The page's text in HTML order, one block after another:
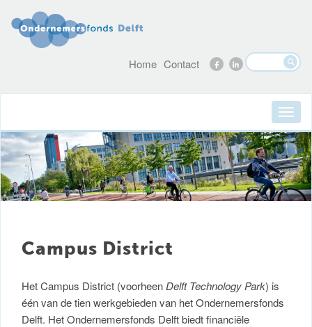
Home Contact
Campus District
Het Campus District (voorheen Delft Technology Park) is
één van de tien werkgebieden van het Ondernemersfonds
Delft. Het Ondernemersfonds Delft biedt financiële